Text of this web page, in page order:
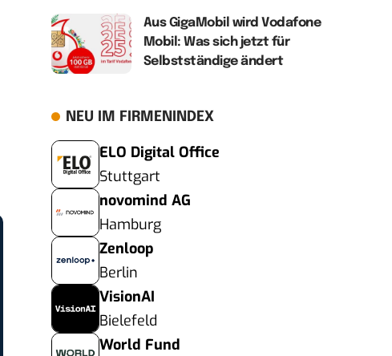
Aus GigaMobil wird Vodafone
Mobil: Was sich jetzt für
Selbstständige ändert
NEU IM FIRMENINDEX
ELO Digital Office
Stuttgart
novomind AG
Hamburg
Zenloop
Berlin
VisionAI
Bielefeld
World Fund